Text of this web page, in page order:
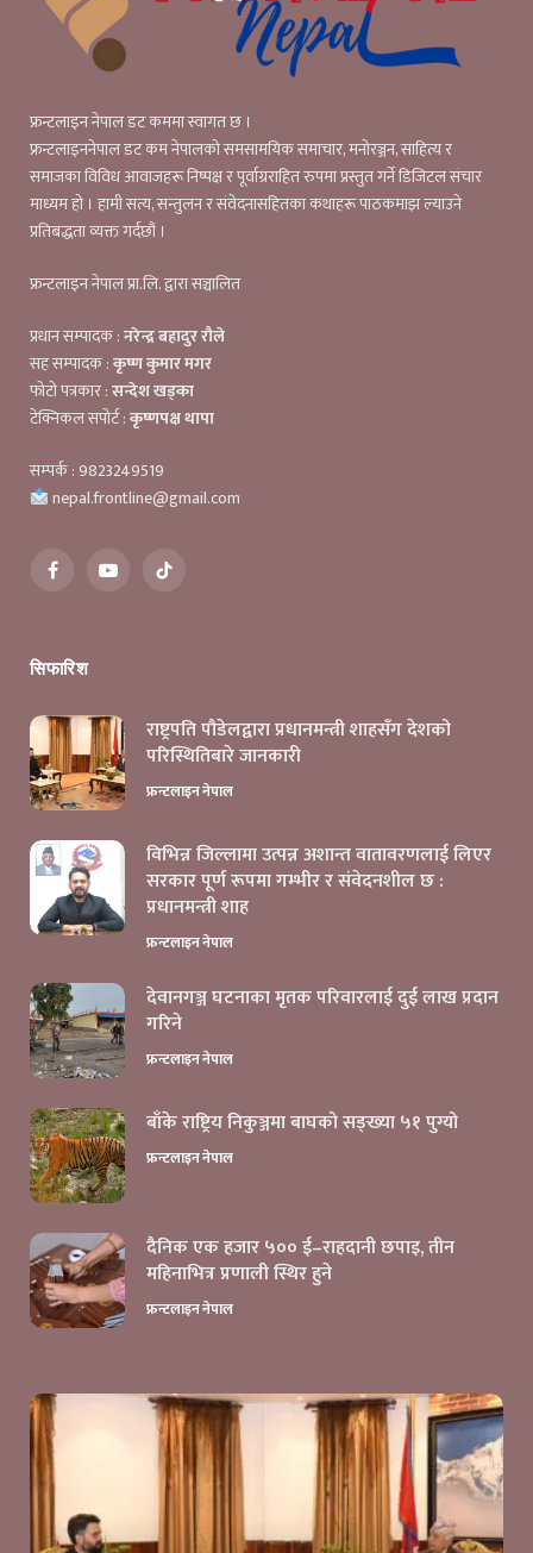
फ्रन्टलाइन नेपाल डट कममा स्वागत छ ।
फ्रन्टलाइननेपाल डट कम नेपालको समसामयिक समाचार, मनोरञ्जन, साहित्य र
समाजका विविध आवाजहरू निष्पक्ष र पूर्वाग्रराहित रुपमा प्रस्तुत गर्ने डिजिटल संचार
माध्यम हो । हामी सत्य, सन्तुलन र संवेदनासहितका कथाहरू पाठकमाझ ल्याउने
प्रतिबद्धता व्यक्त गर्दछौं ।
फ्रन्टलाइन नेपाल प्रा.लि. द्वारा सञ्चालित
प्रधान सम्पादक :नरेन्द्र बहादुर रौले
सह सम्पादक :कृष्ण कुमार मगर
फोटो पत्रकार :सन्देश खड्का
टेक्निकल सपोर्ट :कृष्णपक्ष थापा
सम्पर्क : 9823249519
nepal.frontline@gmail.com
FacebookYouTubeTikTok
सिफारिश
राष्ट्रपति पौडेलद्वारा प्रधानमन्त्री शाहसँग देशको
परिस्थितिबारे जानकारी
फ्रन्टलाइन नेपाल
विभिन्न जिल्लामा उत्पन्न अशान्त वातावरणलाई लिएर
सरकार पूर्ण रूपमा गम्भीर र संवेदनशील छ :
प्रधानमन्त्री शाह
फ्रन्टलाइन नेपाल
देवानगञ्ज घटनाका मृतक परिवारलाई दुई लाख प्रदान
गरिने
फ्रन्टलाइन नेपाल
बाँके राष्ट्रिय निकुञ्जमा बाघको सङ्ख्या ५१ पुग्यो
फ्रन्टलाइन नेपाल
दैनिक एक हजार ५०० ई–राहदानी छपाइ, तीन
महिनाभित्र प्रणाली स्थिर हुने
फ्रन्टलाइन नेपाल